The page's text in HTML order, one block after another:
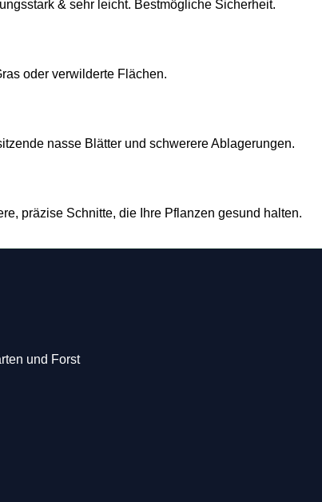
& sehr leicht. Bestmögliche Sicherheit.
oder verwilderte Flächen.
nasse Blätter und schwerere Ablagerungen.
präzise Schnitte, die Ihre Pflanzen gesund halten.
und Forst